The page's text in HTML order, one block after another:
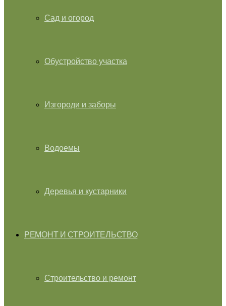
Сад и огород
Обустройство участка
Изгороди и заборы
Водоемы
Деревья и кустарники
РЕМОНТ И СТРОИТЕЛЬСТВО
Строительство и ремонт